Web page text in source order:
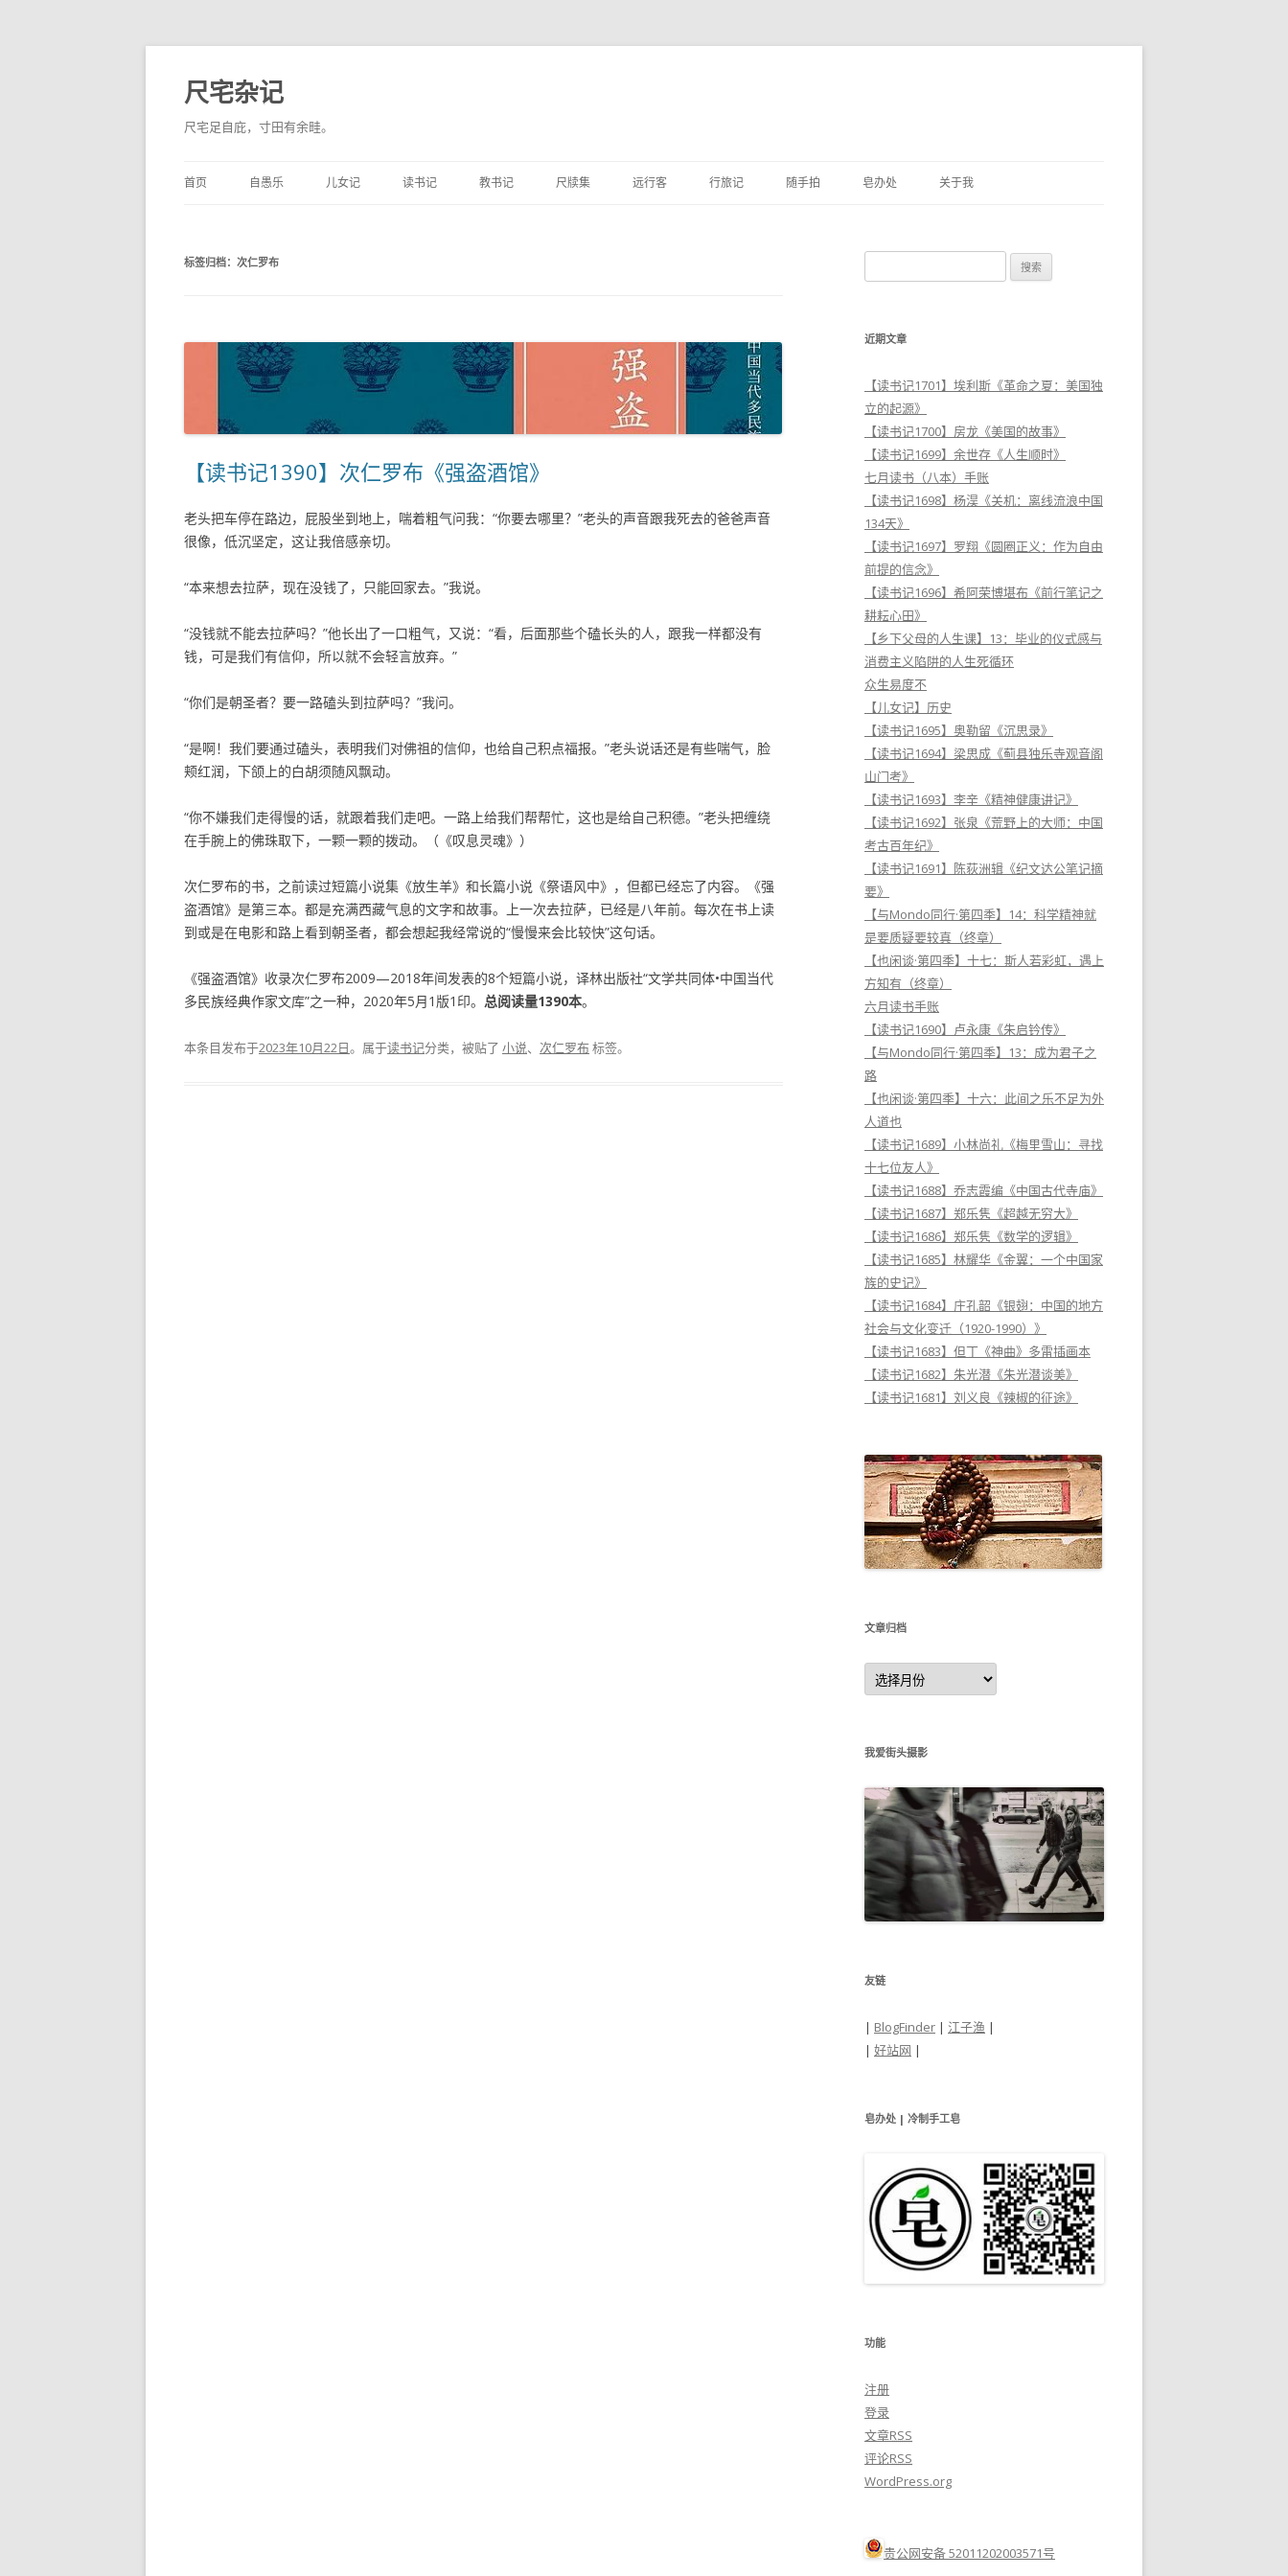
尺宅杂记
尺宅足自庇，寸田有余畦。
至
正
首页 自愚乐 儿女记 读书记 教书记 尺牍集 远行客 行旅记 随手拍 皂办处 关于我
标签归档： 次仁罗布
【读书记1390】次仁罗布《强盗酒馆》
老头把车停在路边，屁股坐到地上，喘着粗气问我：“你要去哪里？”老头的声音跟我死去的爸爸声音
很像，低沉坚定，这让我倍感亲切。
“本来想去拉萨，现在没钱了，只能回家去。”我说。
“没钱就不能去拉萨吗？”他长出了一口粗气，又说：“看，后面那些个磕长头的人，跟我一样都没有
钱，可是我们有信仰，所以就不会轻言放弃。”
“你们是朝圣者？要一路磕头到拉萨吗？”我问。
“是啊！我们要通过磕头，表明我们对佛祖的信仰，也给自己积点福报。”老头说话还是有些喘气，脸
颊红润，下颌上的白胡须随风飘动。
“你不嫌我们走得慢的话，就跟着我们走吧。一路上给我们帮帮忙，这也是给自己积德。”老头把缠绕
在手腕上的佛珠取下，一颗一颗的拨动。（《叹息灵魂》）
次仁罗布的书，之前读过短篇小说集《放生羊》和长篇小说《祭语风中》，但都已经忘了内容。《强
盗酒馆》是第三本。都是充满西藏气息的文字和故事。上一次去拉萨，已经是八年前。每次在书上读
到或是在电影和路上看到朝圣者，都会想起我经常说的“慢慢来会比较快”这句话。
《强盗酒馆》收录次仁罗布2009—2018年间发表的8个短篇小说，译林出版社“文学共同体•中国当代
多民族经典作家文库”之一种，2020年5月1版1印。 总阅读量1390本。
本条目发布于2023年10月22日。属于读书记分类，被贴了 小说、 次仁罗布标签。
索
近期文章
【读书记1701】埃利斯《革命之夏：美国独
立的起源》
【读书记1700】房龙《美国的故事》
【读书记1699】余世存《人生顺时》
七月读书（八本）手账
【读书记1698】杨淏《关机：离线流浪中国
134天》
【读书记1697】罗翔《圆圈正义：作为自由
前提的信念》
【读书记1696】希阿荣博堪布《前行笔记之
耕耘心田》
【乡下父母的人生课】13：毕业的仪式感与
消费主义陷阱的人生死循环
众生易度不
【儿女记】历史
【读书记1695】奥勒留《沉思录》
【读书记1694】梁思成《蓟县独乐寺观音阁
山门考》
【读书记1693】李辛《精神健康讲记》
【读书记1692】张泉《荒野上的大师：中国
考古百年纪》
【读书记1691】陈荻洲辑《纪文达公笔记摘
要》
【与Mondo同行·第四季】14：科学精神就
是要质疑要较真（终章）
【也闲谈·第四季】十七：斯人若彩虹，遇上
方知有（终章）
六月读书手账
【读书记1690】卢永康《朱启钤传》
【与Mondo同行·第四季】13：成为君子之
路
【也闲谈·第四季】十六：此间之乐不足为外
人道也
【读书记1689】小林尚礼《梅里雪山：寻找
十七位友人》
【读书记1688】乔志霞编《中国古代寺庙》
【读书记1687】郑乐隽《超越无穷大》
【读书记1686】郑乐隽《数学的逻辑》
【读书记1685】林耀华《金翼：一个中国家
族的史记》
【读书记1684】庄孔韶《银翅：中国的地方
社会与文化变迁（1920-1990）》
【读书记1683】但丁《神曲》多雷插画本
【读书记1682】朱光潜《朱光潜谈美》
【读书记1681】刘义良《辣椒的征途》
文章归档
文
章
归
我爱街头摄影
友链
| BlogFinder | 江子渔 |
| 好站网 |
皂办处 | 冷制手工皂
功能
注册
登录
文章RSS
评论RSS
WordPress.org
贵公网安备 52011202003571号